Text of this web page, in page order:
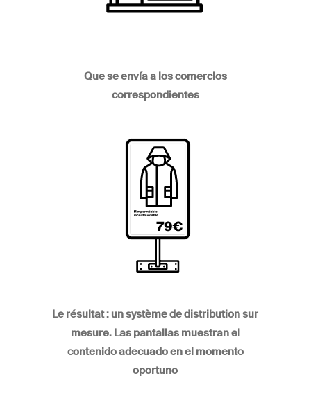
Que se envía a los comercios
correspondientes
Le résultat : un système de distribution sur
mesure. Las pantallas muestran el
contenido adecuado en el momento
oportuno